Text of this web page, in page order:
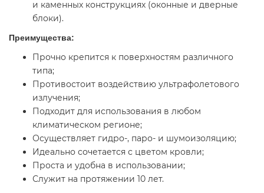
и каменных конструкциях (оконные и дверные
блоки).
Преимущества:
Прочно крепится к поверхностям различного
типа;
Противостоит воздействию ультрафолетового
излучения;
Подходит для использования в любом
климатическом регионе;
Осуществляет гидро-, паро- и шумоизоляцию;
Идеально сочетается с цветом кровли;
Проста и удобна в использовании;
Служит на протяжении 10 лет.